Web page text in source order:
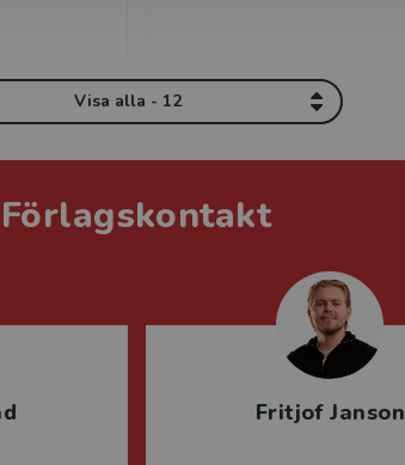
Visa alla - 12
Förlagskontakt
Fritjof Janson